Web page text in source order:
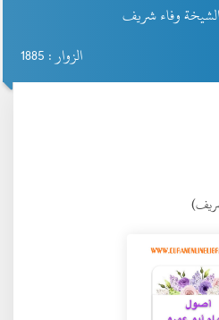
الشيخة وفاء شريف
الزوار : 1885